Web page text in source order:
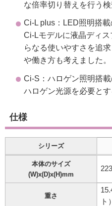
な倍率切り替えを行う検
Ci-L plus：LED照明搭
Ci-Lモデルに液晶ディ
らなる使いやすさを追
や働き方も考えました。
Ci-S：ハロゲン照明搭
ハロゲン光源を必要と
仕様
シリーズ
本体のサイズ
(W)x(D)x(H)mm
重さ
ト）